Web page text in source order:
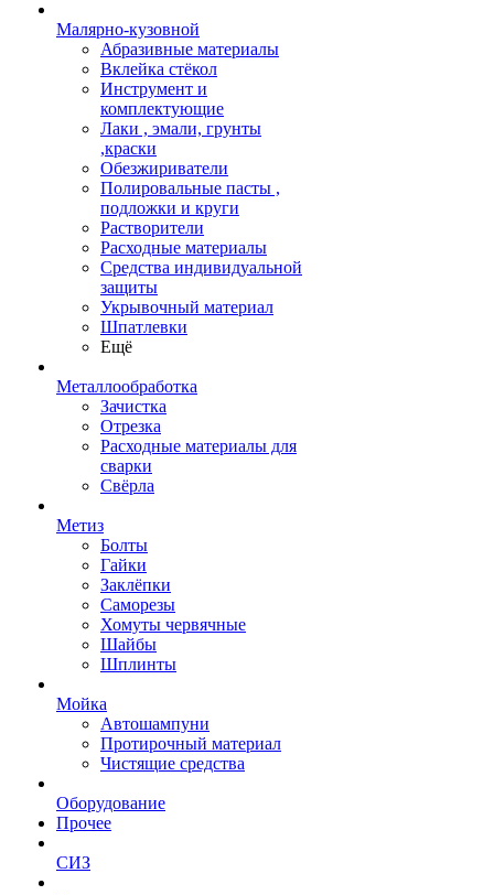
Малярно-кузовной
Абразивные материалы
Вклейка стёкол
Инструмент и
комплектующие
Лаки , эмали, грунты
,краски
Обезжириватели
Полировальные пасты ,
подложки и круги
Растворители
Расходные материалы
Средства индивидуальной
защиты
Укрывочный материал
Шпатлевки
Ещё
Металлообработка
Зачистка
Отрезка
Расходные материалы для
сварки
Свёрла
Метиз
Болты
Гайки
Заклёпки
Саморезы
Хомуты червячные
Шайбы
Шплинты
Мойка
Автошампуни
Протирочный материал
Чистящие средства
Оборудование
Прочее
СИЗ